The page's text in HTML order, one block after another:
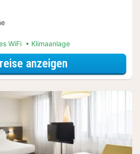
WiFi Klimaanlage
anzeigen